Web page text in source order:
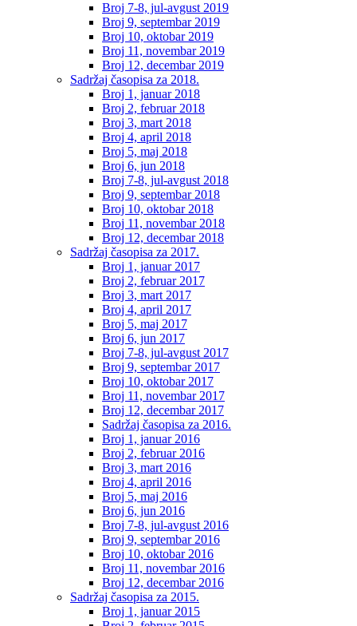
Broj 7-8, jul-avgust 2019
Broj 9, septembar 2019
Broj 10, oktobar 2019
Broj 11, novembar 2019
Broj 12, decembar 2019
Sadržaj časopisa za 2018.
Broj 1, januar 2018
Broj 2, februar 2018
Broj 3, mart 2018
Broj 4, april 2018
Broj 5, maj 2018
Broj 6, jun 2018
Broj 7-8, jul-avgust 2018
Broj 9, septembar 2018
Broj 10, oktobar 2018
Broj 11, novembar 2018
Broj 12, decembar 2018
Sadržaj časopisa za 2017.
Broj 1, januar 2017
Broj 2, februar 2017
Broj 3, mart 2017
Broj 4, april 2017
Broj 5, maj 2017
Broj 6, jun 2017
Broj 7-8, jul-avgust 2017
Broj 9, septembar 2017
Broj 10, oktobar 2017
Broj 11, novembar 2017
Broj 12, decembar 2017
Sadržaj časopisa za 2016.
Broj 1, januar 2016
Broj 2, februar 2016
Broj 3, mart 2016
Broj 4, april 2016
Broj 5, maj 2016
Broj 6, jun 2016
Broj 7-8, jul-avgust 2016
Broj 9, septembar 2016
Broj 10, oktobar 2016
Broj 11, novembar 2016
Broj 12, decembar 2016
Sadržaj časopisa za 2015.
Broj 1, januar 2015